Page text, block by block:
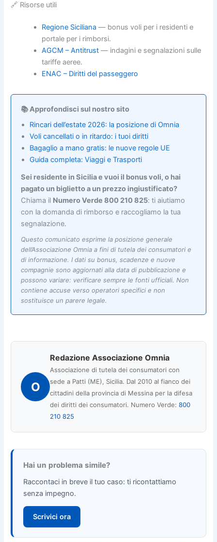
🔗 Risorse utili
Regione Siciliana — bonus voli per i residenti e
portale per i rimborsi.
AGCM – Antitrust — indagini e segnalazioni sulle
tariffe aeree.
ENAC – Diritti del passeggero
📚 Approfondisci sul nostro sito
Rincari dell’estate 2026: la posizione di Omnia
Voli cancellati o in ritardo: i tuoi diritti
Bagaglio a mano gratis: le nuove regole UE
Guida completa: Viaggi e Trasporti
Sei residente in Sicilia e vuoi il bonus voli, o hai
pagato un biglietto a un prezzo ingiustificato?
Chiama il Numero Verde 800 210 825: ti aiutiamo
con la domanda di rimborso e raccogliamo la tua
segnalazione.
Questo comunicato esprime la posizione generale
dell’Associazione Omnia a fini di tutela dei consumatori e
di informazione. I dati su bonus, scadenze e nuove
compagnie sono aggiornati alla data di pubblicazione e
possono variare: verificare sempre le fonti ufficiali. Non
contiene accuse verso operatori specifici e non
sostituisce un parere legale.
O
Redazione Associazione Omnia
Associazione di tutela dei consumatori con
sede a Patti (ME), Sicilia. Dal 2010 al fianco dei
cittadini della provincia di Messina per la difesa
dei diritti dei consumatori. Numero Verde:800
210 825
Hai un problema simile?
Raccontaci in breve il tuo caso: ti ricontattiamo
senza impegno.
Scrivici ora